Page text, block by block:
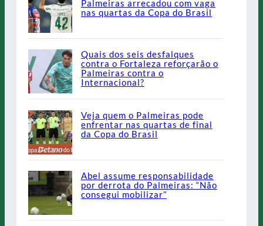
Palmeiras arrecadou com vaga
nas quartas da Copa do Brasil
Quais dos seis desfalques
contra o Fortaleza reforçarão o
Palmeiras contra o
Internacional?
Veja quem o Palmeiras pode
enfrentar nas quartas de final
da Copa do Brasil
Abel assume responsabilidade
por derrota do Palmeiras: “Não
consegui mobilizar”